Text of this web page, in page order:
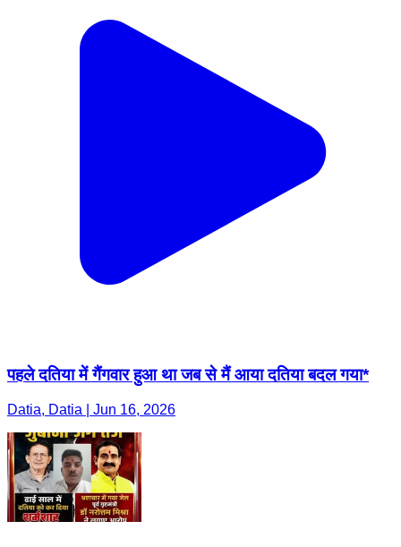
पहले दतिया में गैंगवार हुआ था जब से मैं आया दतिया बदल गया*
Datia, Datia | Jun 16, 2026